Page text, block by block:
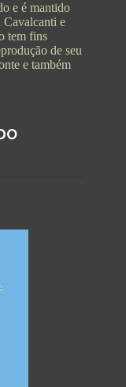
e é mantido
Cavalcanti e
tem fins
de seu
e também